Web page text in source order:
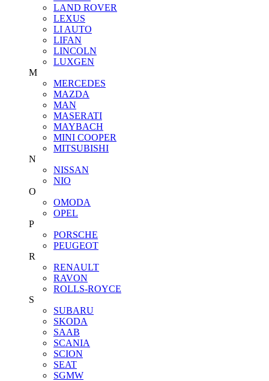
LAND ROVER
LEXUS
LI AUTO
LIFAN
LINCOLN
LUXGEN
M
MERCEDES
MAZDA
MAN
MASERATI
MAYBACH
MINI COOPER
MITSUBISHI
N
NISSAN
NIO
O
OMODA
OPEL
P
PORSCHE
PEUGEOT
R
RENAULT
RAVON
ROLLS-ROYCE
S
SUBARU
SKODA
SAAB
SCANIA
SCION
SEAT
SGMW